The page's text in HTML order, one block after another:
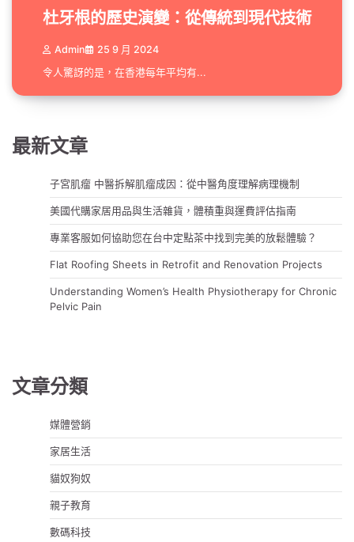
杜牙根的歷史演變：從傳統到現代技術
Admin 25 9 月 2024
令人驚訝的是，在香港每年平均有...
最新文章
子宮肌瘤 中醫拆解肌瘤成因：從中醫角度理解病理機制
美國代購家居用品與生活雜貨，體積重與運費評估指南
專業客服如何協助您在台中定點茶中找到完美的放鬆體驗？
Flat Roofing Sheets in Retrofit and Renovation Projects
Understanding Women’s Health Physiotherapy for Chronic
Pelvic Pain
文章分類
媒體營銷
家居生活
貓奴狗奴
親子教育
數碼科技